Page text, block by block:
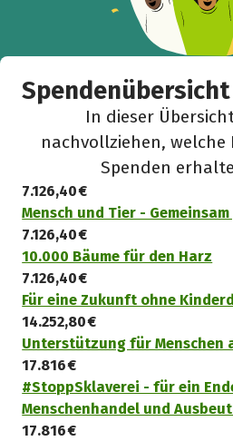
Spendenübersicht
In dieser
nachvollziehen, welche
Spenden
7.126,40 €
Mensch und Tier -
7.126,40 €
10.000 Bäume für den Harz
7.126,40 €
Für eine Zukunft ohne
14.252,80 €
Unterstützung für Menschen
17.816 €
#StoppSklaverei - für ein
Menschenhandel und
17.816 €